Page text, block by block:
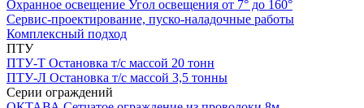
Охранное освещение Угол освещения от 7° до 160°
Сервис-проектирование, пуско-наладочные работы
Комплексный подход
ПТУ
ПТУ-Т Остановка т/c массой 20 тонн
ПТУ-Л Остановка т/c массой 3,5 тонны
Серии ограждений